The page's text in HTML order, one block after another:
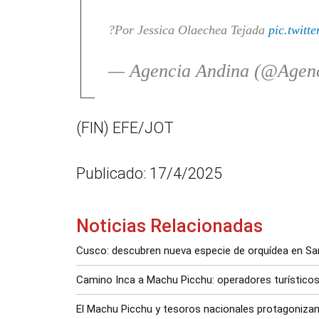
?Por Jessica Olaechea Tejada
— Agencia Andina
(FIN) EFE/JOT
Publicado: 17/4/2025
Noticias Relacionadas
Cusco: descubren nueva especie de orquídea en
Camino Inca a Machu Picchu: operadores
El Machu Picchu y tesoros nacionales